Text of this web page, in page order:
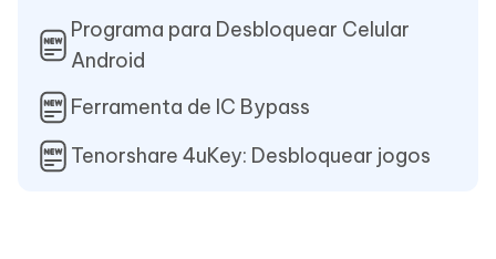
Programa para Desbloquear Celular
Android
Ferramenta de IC Bypass
Tenorshare 4uKey: Desbloquear jogos